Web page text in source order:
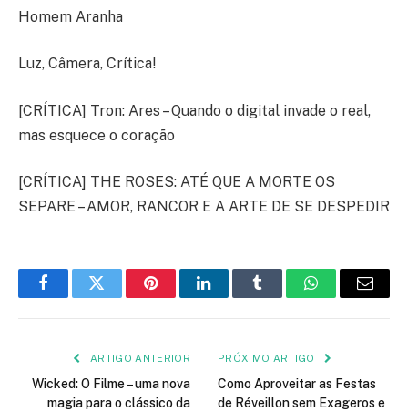
Homem Aranha
Luz, Câmera, Crítica!
[CRÍTICA] Tron: Ares – Quando o digital invade o real,
mas esquece o coração
[CRÍTICA] THE ROSES: ATÉ QUE A MORTE OS
SEPARE – AMOR, RANCOR E A ARTE DE SE DESPEDIR
FacebookTwitter PinterestLinkedInTumblr WhatsApp
E-
ARTIGO ANTERIOR
Wicked: O Filme – uma nova
magia para o clássico da
PRÓXIMO ARTIGO
Como Aproveitar as Festas
de Réveillon sem Exageros e